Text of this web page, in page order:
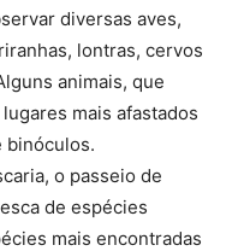
diversas aves,
lontras, cervos
animais, que
mais afastados
binóculos.
o passeio de
de espécies
mais encontradas